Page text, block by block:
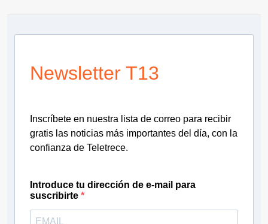
Newsletter T13
Inscríbete en nuestra lista de correo para recibir
gratis las noticias más importantes del día, con la
confianza de Teletrece.
Introduce tu dirección de e-mail para
suscribirte